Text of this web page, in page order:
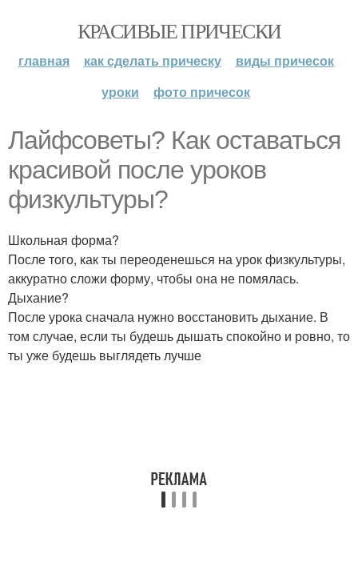
КРАСИВЫЕ ПРИЧЕСКИ
главная как сделать прическу
виды причесок
уроки
фото причесок
Лайфсоветы? Как оставаться
красивой после уроков
физкультуры?
Школьная форма?
После того, как ты переоденешься на урок физкультуры,
аккуратно сложи форму, чтобы она не помялась.
Дыхание?
После урока сначала нужно восстановить дыхание. В
том случае, если ты будешь дышать спокойно и ровно, то
ты уже будешь выглядеть лучше